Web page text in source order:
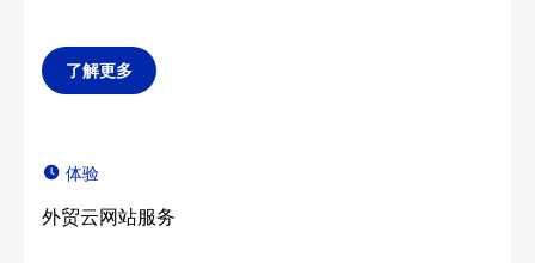
了解更多
体验
外贸云网站服务